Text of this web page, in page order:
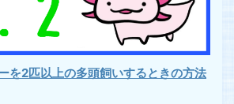
を2匹以上の多頭飼いするときの方法